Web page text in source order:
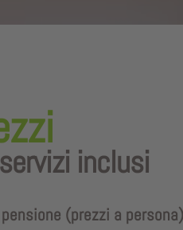
inclusi
(prezzi a persona)